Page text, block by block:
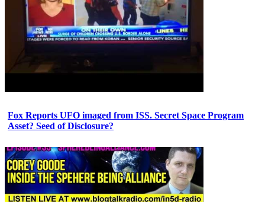
Fox Reports UFO imaged from ISS. Secret Space Program
Asset? Seed of Disclosure?